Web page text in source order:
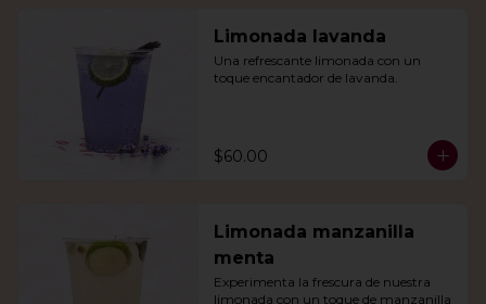
Limonada lavanda
Una refrescante limonada con un
toque encantador de lavanda.
$60.00
Limonada manzanilla
menta
Experimenta la frescura de nuestra
limonada con un toque de manzanilla